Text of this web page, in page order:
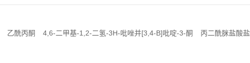
乙酰丙酮 4,6-二甲基-1,2-二氢-3H-吡唑并[3,4-B]吡啶-3-酮 丙二酰脒盐酸盐